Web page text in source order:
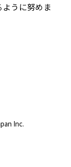
うに努めま
Inc.